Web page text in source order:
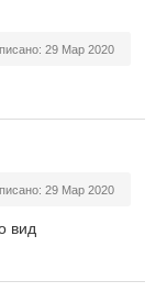
29 Мар 2020
29 Мар 2020
вид